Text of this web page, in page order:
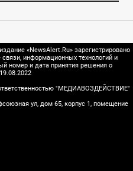
«NewsAlert.Ru» зарегистрировано
информационных технологий и
номер и дата принятия решения о
"МЕДИАВОЗДЕЙСТВИЕ"
ул, дом 65, корпус 1, помещение